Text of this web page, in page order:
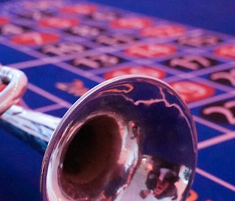
Online Casino Login
The website lists top
Canada Online Casino
They will be mentioned
Canada Online Casino